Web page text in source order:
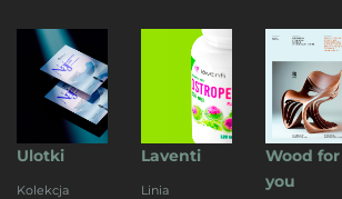
Ulotki
Kolekcja
Laventi
Linia
Wood for
you